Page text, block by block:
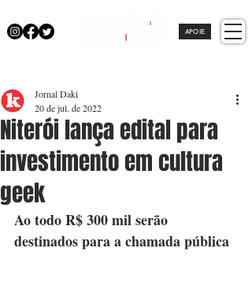
APOIE
Niterói lança edital para
investimento em cultura
geek
Jornal Daki
20 de jul. de 2022
Ao todo R$ 300 mil serão
destinados para a chamada pública